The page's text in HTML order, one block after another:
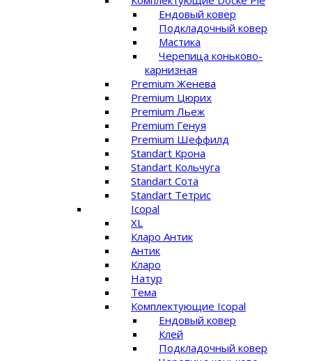
Ендовый ковер
Подкладочный ковер
Мастика
Черепица коньково-
карнизная
Premium Женева
Premium Цюрих
Premium Льеж
Premium Генуя
Premium Шеффилд
Standart Крона
Standart Кольчуга
Standart Сота
Standart Тетрис
Icopal
XL
Кларо Антик
Антик
Кларо
Натур
Тема
Комплектующие Icopal
Ендовый ковер
Клей
Подкладочный ковер